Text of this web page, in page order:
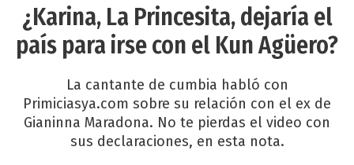
¿Karina, La Princesita, dejaría el
país para irse con el Kun Agüero?
La cantante de cumbia habló con
Primiciasya.com sobre su relación con el ex de
Gianinna Maradona. No te pierdas el video con
sus declaraciones, en esta nota.